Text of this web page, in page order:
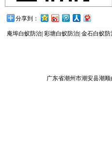
分享到：
庵埠白蚁防治| 彩塘白蚁防治| 金石白蚁防
广东省潮州市潮安县潮